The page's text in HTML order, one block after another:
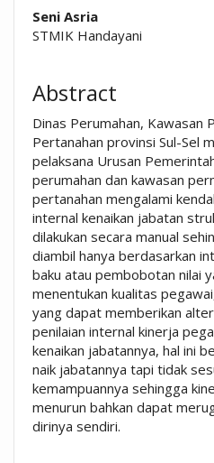
Seni Asria
STMIK Handayani
Abstract
Dinas Perumahan, Kawasan
Pertanahan provinsi Sul-Sel
pelaksana Urusan
perumahan dan kawasan
pertanahan mengalami
internal kenaikan jabatan
dilakukan secara manual
diambil hanya berdasarkan
baku atau pembobotan nilai
menentukan kualitas
yang dapat memberikan
penilaian internal kinerja
kenaikan jabatannya, hal ini
naik jabatannya tapi tidak
kemampuannya sehingga
menurun bahkan dapat
dirinya sendiri.